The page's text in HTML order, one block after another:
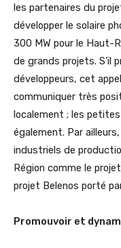
les partenaires du
développer le solaire
300 MW pour le Haut-
de grands projets. S’il
développeurs, cet
communiquer très
localement ; les
également. Par
industriels de
Région comme le
projet Belenos porté
Promouvoir et